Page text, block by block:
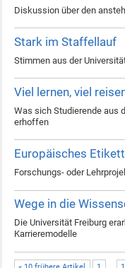
Diskussion über den
Stark im Staffellauf
Stimmen aus der
Viel lernen, viel
Was sich Studierende aus
erhoffen
Europäisches Etikett
Forschungs- oder
Wege in die
Die Universität Freiburg
Karrieremodelle